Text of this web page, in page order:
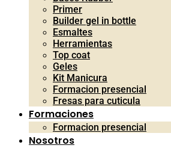
Primer
Builder gel in bottle
Esmaltes
Herramientas
Top coat
Geles
Kit Manicura
Formacion presencial
Fresas para cuticula
Formaciones
Formacion presencial
Nosotros